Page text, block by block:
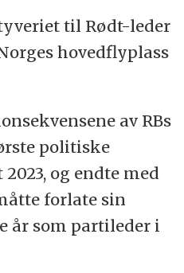
til Rødt-leder
hovedflyplass
av RBs
politiske
og endte med
forlate sin
år som partileder i